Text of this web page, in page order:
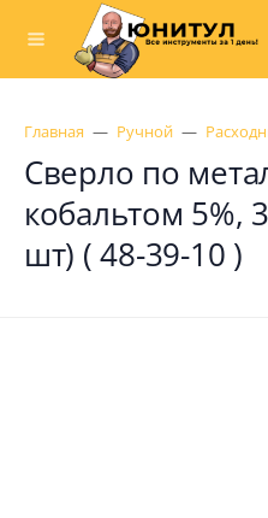
Главная Ручной
Сверло по
кобальтом 5%,
шт) ( 48-39-10 )